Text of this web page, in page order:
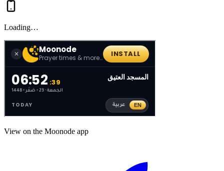
Loading…
View on the Moonode app